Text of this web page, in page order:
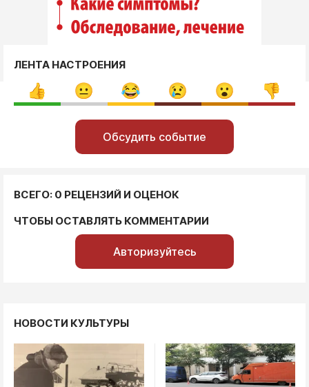
ЛЕНТА НАСТРОЕНИЯ
Обсудить событие
ВСЕГО: 0 РЕЦЕНЗИЙ И ОЦЕНОК
ЧТОБЫ ОСТАВЛЯТЬ КОММЕНТАРИИ
Авторизуйтесь
НОВОСТИ КУЛЬТУРЫ